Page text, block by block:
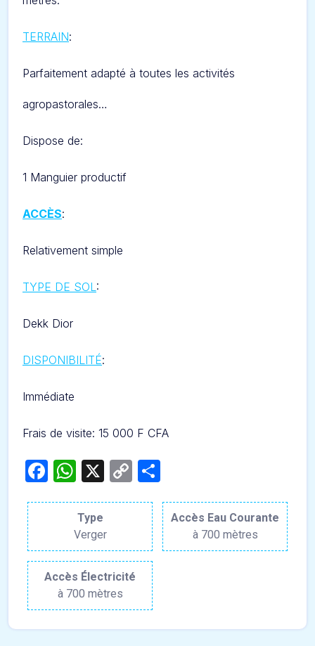
TERRAIN:
Parfaitement adapté à toutes les activités
agropastorales…
Dispose de:
1 Manguier productif
ACCÈS:
Relativement simple
TYPE DE SOL:
Dekk Dior
DISPONIBILITÉ:
Immédiate
Frais de visite: 15 000 F CFA
Facebook
WhatsApp
X
Copy
Type
Verger
Accès Eau Courante
à 700 mètres
Accès Électricité
à 700 mètres